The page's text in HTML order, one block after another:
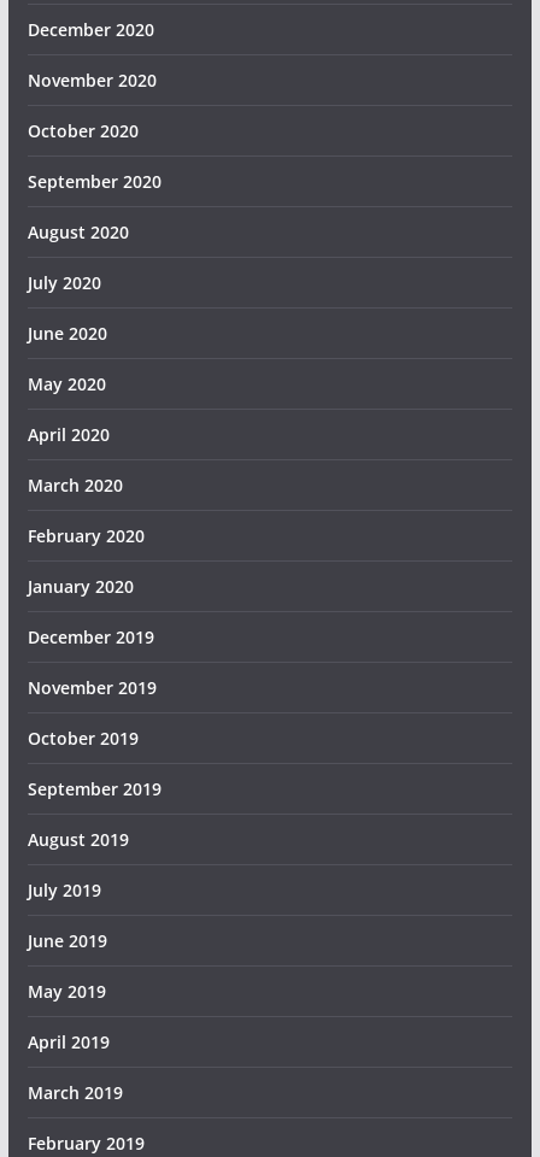
December 2020
November 2020
October 2020
September 2020
August 2020
July 2020
June 2020
May 2020
April 2020
March 2020
February 2020
January 2020
December 2019
November 2019
October 2019
September 2019
August 2019
July 2019
June 2019
May 2019
April 2019
March 2019
February 2019